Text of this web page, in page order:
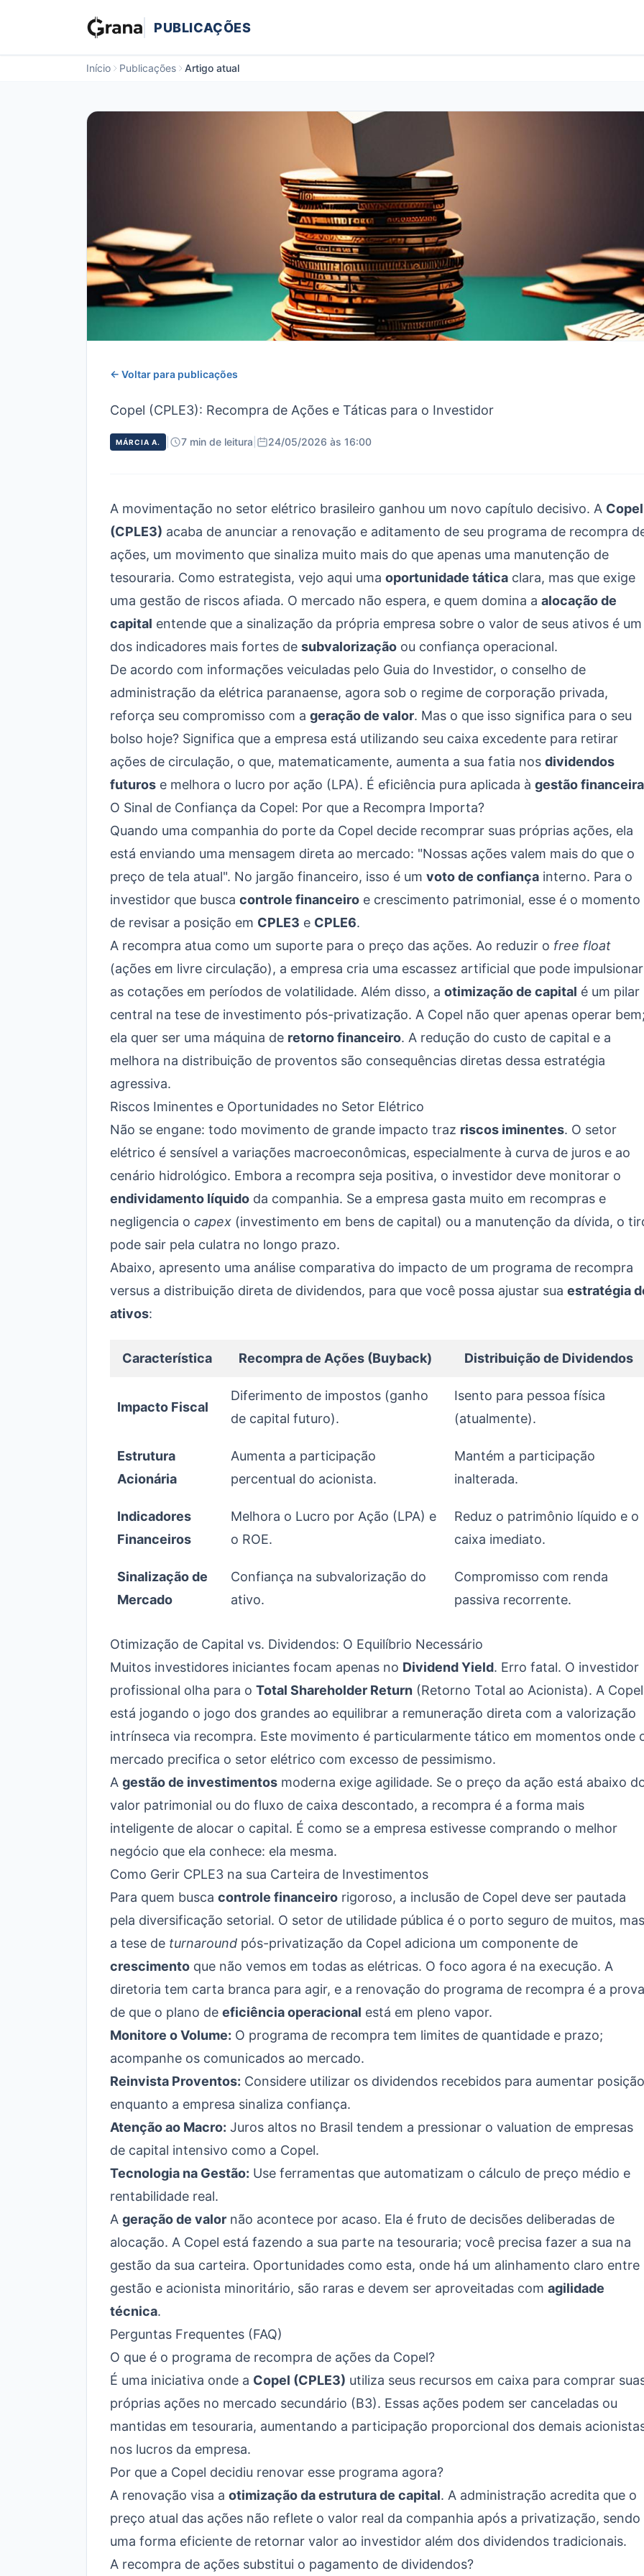
PUBLICAÇÕES
Início Publicações Artigo atual
← Voltar para publicações
Copel (CPLE3): Recompra de Ações e Táticas para o Investidor
MÁRCIA A. 7 min de leitura 24/05/2026 às 16:00
A movimentação no setor elétrico brasileiro ganhou um novo capítulo decisivo. A Copel
(CPLE3) acaba de anunciar a renovação e aditamento de seu programa de recompra
ações, um movimento que sinaliza muito mais do que apenas uma manutenção de
tesouraria. Como estrategista, vejo aqui uma oportunidade tática clara, mas que exige
uma gestão de riscos afiada. O mercado não espera, e quem domina a alocação de
capital entende que a sinalização da própria empresa sobre o valor de seus ativos é um
dos indicadores mais fortes de subvalorização ou confiança operacional.
De acordo com informações veiculadas pelo Guia do Investidor, o conselho de
administração da elétrica paranaense, agora sob o regime de corporação privada,
reforça seu compromisso com a geração de valor. Mas o que isso significa para o seu
bolso hoje? Significa que a empresa está utilizando seu caixa excedente para retirar
ações de circulação, o que, matematicamente, aumenta a sua fatia nos dividendos
futuros e melhora o lucro por ação (LPA). É eficiência pura aplicada à gestão financeira
O Sinal de Confiança da Copel: Por que a Recompra Importa?
Quando uma companhia do porte da Copel decide recomprar suas próprias ações, ela
está enviando uma mensagem direta ao mercado: "Nossas ações valem mais do que o
preço de tela atual". No jargão financeiro, isso é um voto de confiança interno. Para o
investidor que busca controle financeiro e crescimento patrimonial, esse é o momento
de revisar a posição em CPLE3 e CPLE6.
A recompra atua como um suporte para o preço das ações. Ao reduzir o free float
(ações em livre circulação), a empresa cria uma escassez artificial que pode impulsionar
as cotações em períodos de volatilidade. Além disso, a otimização de capital é um pilar
central na tese de investimento pós-privatização. A Copel não quer apenas operar
ela quer ser uma máquina de retorno financeiro. A redução do custo de capital e a
melhora na distribuição de proventos são consequências diretas dessa estratégia
agressiva.
Riscos Iminentes e Oportunidades no Setor Elétrico
Não se engane: todo movimento de grande impacto traz riscos iminentes. O setor
elétrico é sensível a variações macroeconômicas, especialmente à curva de juros e ao
cenário hidrológico. Embora a recompra seja positiva, o investidor deve monitorar o
endividamento líquido da companhia. Se a empresa gasta muito em recompras e
negligencia o capex (investimento em bens de capital) ou a manutenção da dívida, o
pode sair pela culatra no longo prazo.
Abaixo, apresento uma análise comparativa do impacto de um programa de recompra
versus a distribuição direta de dividendos, para que você possa ajustar sua estratégia
ativos:
Característica Recompra de Ações (Buyback) Distribuição de Dividendos
Impacto Fiscal
Diferimento de impostos (ganho
de capital futuro).
Isento para pessoa física
(atualmente).
Estrutura
Acionária
Aumenta a participação
percentual do acionista.
Mantém a participação
inalterada.
Indicadores
Financeiros
Melhora o Lucro por Ação (LPA) e
o ROE.
Reduz o patrimônio líquido e o
caixa imediato.
Sinalização de
Mercado
Confiança na subvalorização do
ativo.
Compromisso com renda
passiva recorrente.
Otimização de Capital vs. Dividendos: O Equilíbrio Necessário
Muitos investidores iniciantes focam apenas no Dividend Yield. Erro fatal. O investidor
profissional olha para o Total Shareholder Return (Retorno Total ao Acionista). A Copel
está jogando o jogo dos grandes ao equilibrar a remuneração direta com a valorização
intrínseca via recompra. Este movimento é particularmente tático em momentos onde
mercado precifica o setor elétrico com excesso de pessimismo.
A gestão de investimentos moderna exige agilidade. Se o preço da ação está abaixo
valor patrimonial ou do fluxo de caixa descontado, a recompra é a forma mais
inteligente de alocar o capital. É como se a empresa estivesse comprando o melhor
negócio que ela conhece: ela mesma.
Como Gerir CPLE3 na sua Carteira de Investimentos
Para quem busca controle financeiro rigoroso, a inclusão de Copel deve ser pautada
pela diversificação setorial. O setor de utilidade pública é o porto seguro de muitos, mas
a tese de turnaround pós-privatização da Copel adiciona um componente de
crescimento que não vemos em todas as elétricas. O foco agora é na execução. A
diretoria tem carta branca para agir, e a renovação do programa de recompra é a prova
de que o plano de eficiência operacional está em pleno vapor.
Monitore o Volume: O programa de recompra tem limites de quantidade e prazo;
acompanhe os comunicados ao mercado.
Reinvista Proventos: Considere utilizar os dividendos recebidos para aumentar posição
enquanto a empresa sinaliza confiança.
Atenção ao Macro: Juros altos no Brasil tendem a pressionar o valuation de empresas
de capital intensivo como a Copel.
Tecnologia na Gestão: Use ferramentas que automatizam o cálculo de preço médio e
rentabilidade real.
A geração de valor não acontece por acaso. Ela é fruto de decisões deliberadas de
alocação. A Copel está fazendo a sua parte na tesouraria; você precisa fazer a sua na
gestão da sua carteira. Oportunidades como esta, onde há um alinhamento claro entre
gestão e acionista minoritário, são raras e devem ser aproveitadas com agilidade
técnica.
Perguntas Frequentes (FAQ)
O que é o programa de recompra de ações da Copel?
É uma iniciativa onde a Copel (CPLE3) utiliza seus recursos em caixa para comprar
próprias ações no mercado secundário (B3). Essas ações podem ser canceladas ou
mantidas em tesouraria, aumentando a participação proporcional dos demais
nos lucros da empresa.
Por que a Copel decidiu renovar esse programa agora?
A renovação visa a otimização da estrutura de capital. A administração acredita que o
preço atual das ações não reflete o valor real da companhia após a privatização, sendo
uma forma eficiente de retornar valor ao investidor além dos dividendos tradicionais.
A recompra de ações substitui o pagamento de dividendos?